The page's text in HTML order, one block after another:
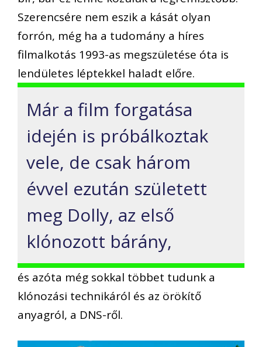
Szerencsére nem eszik a kását olyan
forrón, még ha a tudomány a híres
filmalkotás 1993-as megszületése óta is
lendületes léptekkel haladt előre.
Már a film forgatása
idején is próbálkoztak
vele, de csak három
évvel ezután született
meg Dolly, az első
klónozott bárány,
és azóta még sokkal többet tudunk a
klónozási technikáról és az örökítő
anyagról, a DNS-ről.